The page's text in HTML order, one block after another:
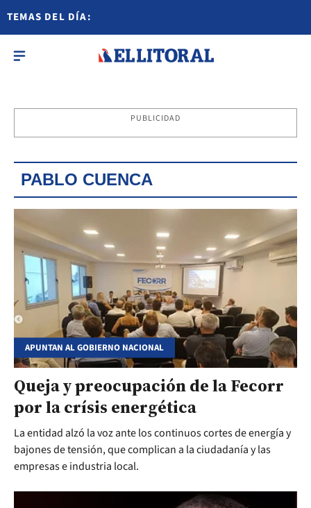
TEMAS DEL DÍA:
PUBLICIDAD
PABLO CUENCA
APUNTAN AL GOBIERNO NACIONAL
Queja y preocupación de la Fecorr
por la crísis energética
La entidad alzó la voz ante los continuos cortes de energía y
bajones de tensión, que complican a la ciudadanía y las
empresas e industria local.